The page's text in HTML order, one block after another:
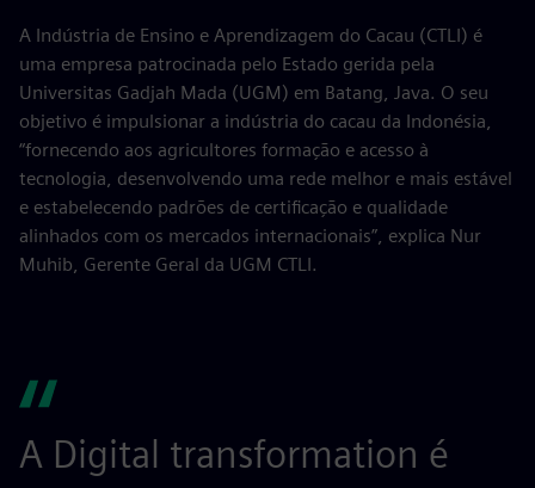
A Indústria de Ensino e Aprendizagem do Cacau (CTLI) é
uma empresa patrocinada pelo Estado gerida pela
Universitas Gadjah Mada (UGM) em Batang, Java. O seu
objetivo é impulsionar a indústria do cacau da Indonésia,
“fornecendo aos agricultores formação e acesso à
tecnologia, desenvolvendo uma rede melhor e mais estável
e estabelecendo padrões de certificação e qualidade
alinhados com os mercados internacionais”, explica Nur
Muhib, Gerente Geral da UGM CTLI.
A Digital transformation é